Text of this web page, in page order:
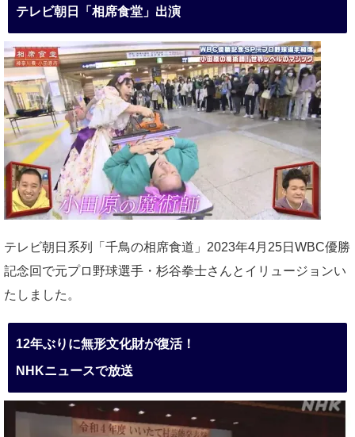
テレビ朝日「相席食堂」出演
テレビ朝日系列「千鳥の相席食道」2023年4月25日WBC優勝
記念回で元プロ野球選手・杉谷拳士さんとイリュージョンい
たしました。
12年ぶりに無形文化財が復活！
NHKニュースで放送